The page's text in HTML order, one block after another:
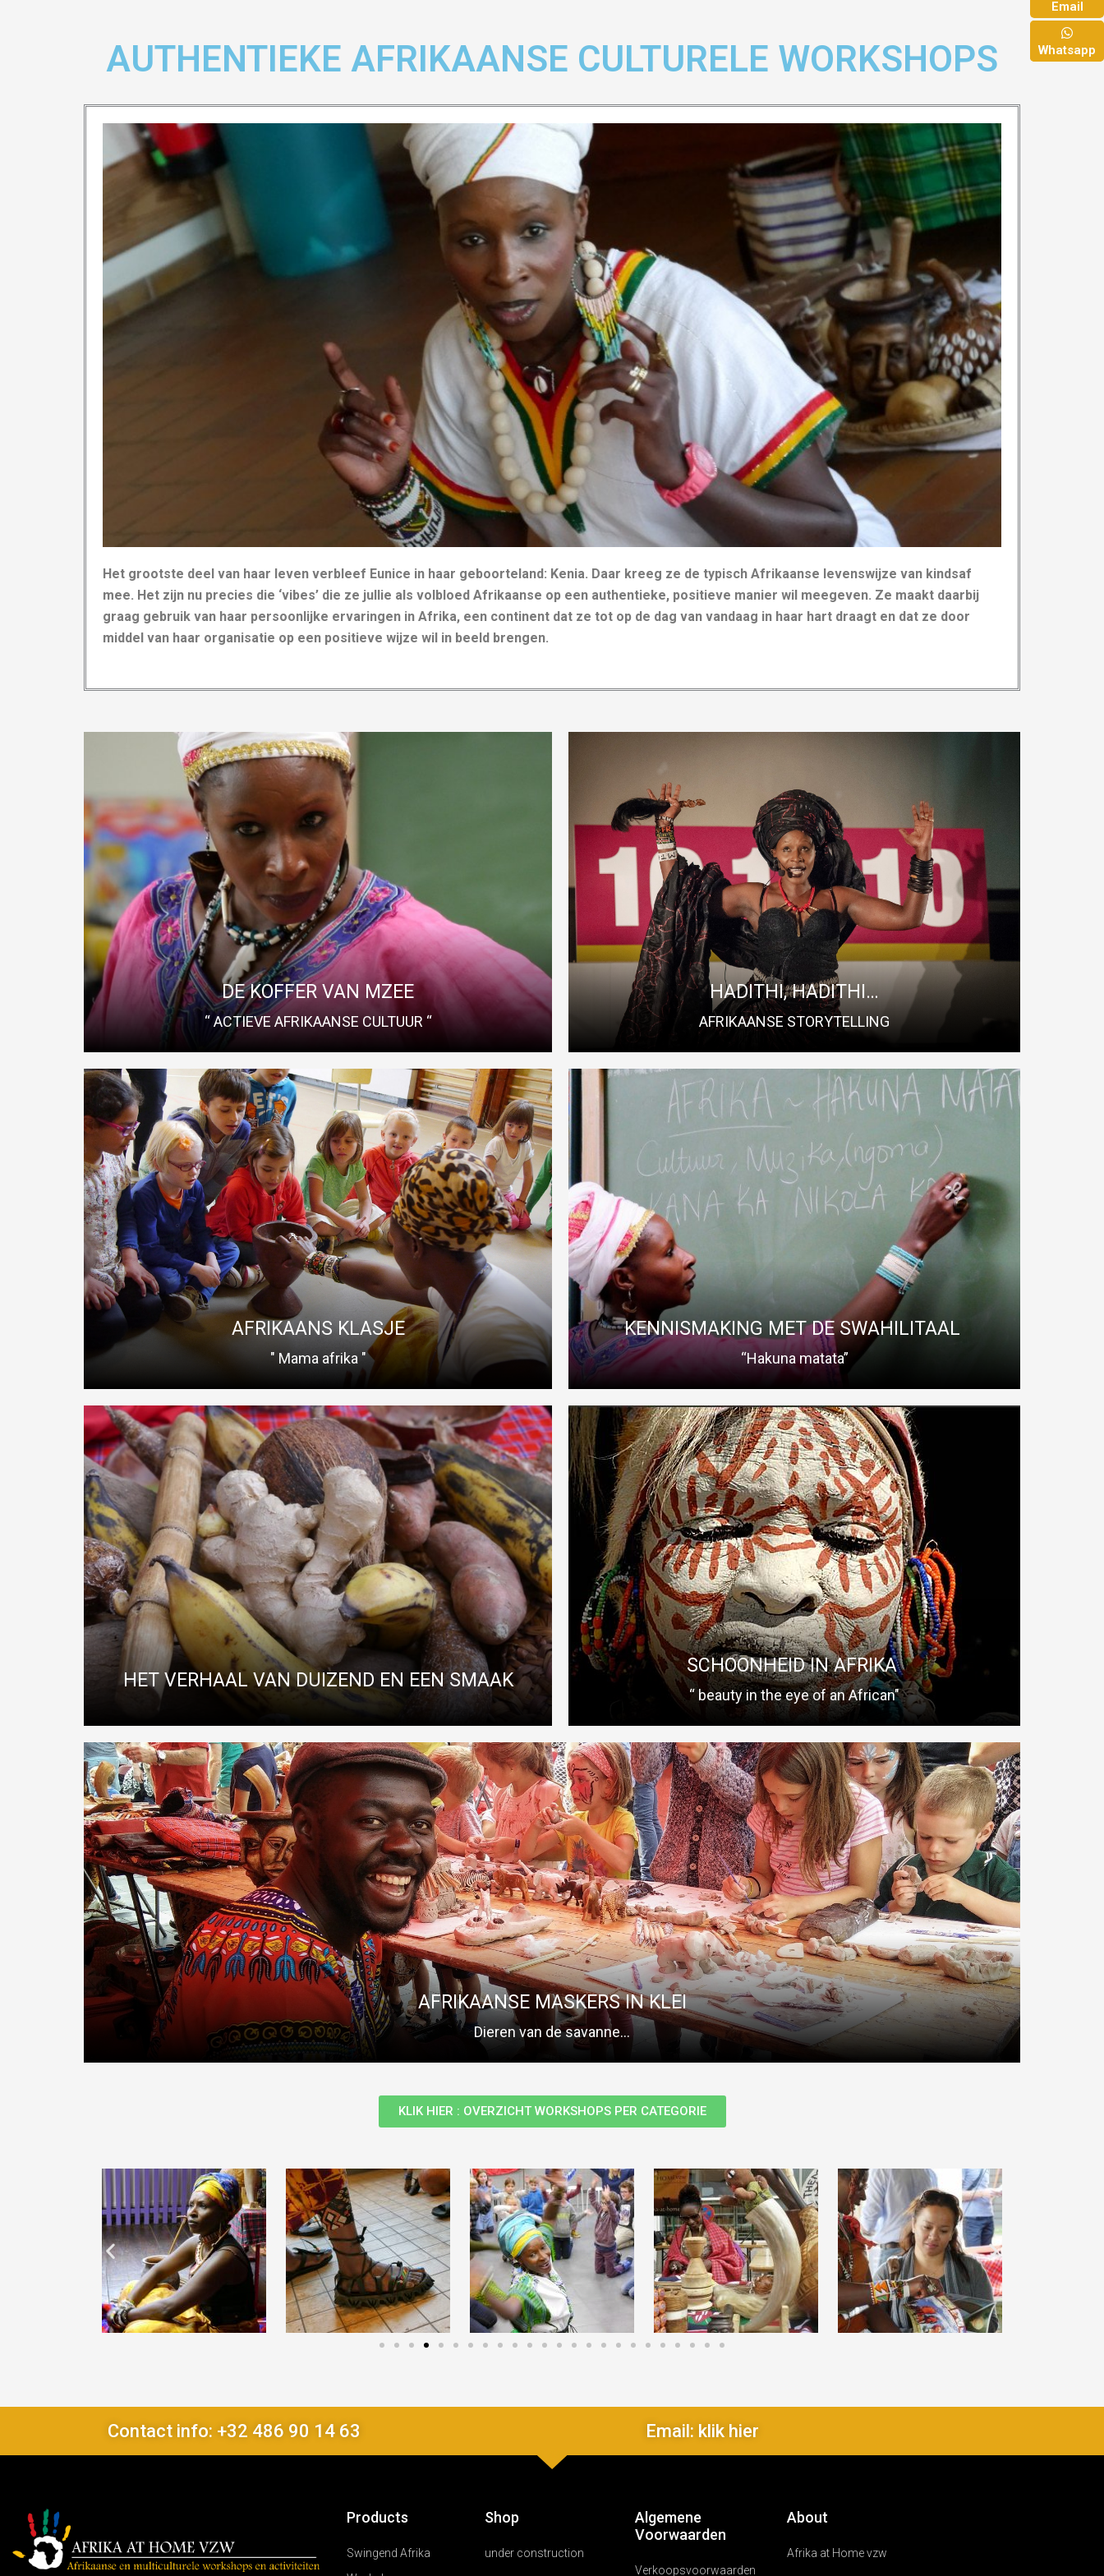
Email
Whatsapp
AUTHENTIEKE AFRIKAANSE CULTURELE WORKSHOPS
Het grootste deel van haar leven verbleef Eunice in haar geboorteland: Kenia. Daar kreeg ze de typisch Afrikaanse levenswijze van kindsaf
mee. Het zijn nu precies die ‘vibes’ die ze jullie als volbloed Afrikaanse op een authentieke, positieve manier wil meegeven. Ze maakt daarbij
graag gebruik van haar persoonlijke ervaringen in Afrika, een continent dat ze tot op de dag van vandaag in haar hart draagt en dat ze door
middel van haar organisatie op een positieve wijze wil in beeld brengen.
DE KOFFER VAN MZEE
“ ACTIEVE AFRIKAANSE CULTUUR “
DE KOFFER VAN MZEE
Met “ de koffer van Mzee “ maken de deelnemers kennis met vele facetten van de Afrikaanse
samenleving. Aan de hand van een koffer vol Afrikaanse voorwerpen, instrumenten, kleding,
voeding, uitgebreid met dans, zang en verhaal, neemt Eunice je mee op een boeiende en actieve
reis door het Afrika van vroeger en nu. Deze flexibele workshop is naar duur en inhoud aanpasbaar
naar alle leeftijden.
Read More HADITHI, HADITHI…
AFRIKAANSE STORYTELLING
AFRIKAANSE STORYTELLING
“Wanneer in Afrika een oude man sterft,gaat een bibliotheek in vlammen op”. Dit oud Afrikaans
spreekwoord illustreert het belang van het gesproken woord in de Afrikaanse samenleving en
de mondelinge overlevering van kennis, kunst en traditie van generatie op generatie.
Read More
AFRIKAANS KLASJE
" Mama afrika "
AFRIKAANS KLASJE
Benieuwd hoe het een Afrikaans klasje aan toe gaat ? Dan is deze workshops de juiste keuze.
Read More
KENNISMAKING MET DE SWAHILITAAL
“Hakuna matata”
KENNISMAKING MET DE SWAHILITAAL
“Hakuna matata”, geen zorgen in het Swahili, is een interactieve taalworkshop met een hoog
educatief en -entertainmentgehalte.
Read More
HET VERHAAL VAN DUIZEND EN EEN SMAAK
HET VERHAAL VAN DUIZEND EN EEN SMAAK
Naast actief koken bieden we ook een interactieve verhalen-workshops aan over de Afrikaanse
keuken en alles wat ermee samen hangt.
Read More
SCHOONHEID IN AFRIKA
“ beauty in the eye of an African"
SCHOONHEID IN AFRIKA
Er zijn door alle eeuwen heen allerlei opvattingen geweest over wat mooi is en wat niet.
Read More
AFRIKAANSE MASKERS IN KLEI
Dieren van de savanne...
AFRIKAANSE MASKERS IN KLEI
Afrikaanse maskers zijn de meest bekende vorm van Afrikaanse kunst. Elk Afrikaans masker is uniek en hebben een grote ceremoniele waarde in de Afrikaanse cultuur,
waarbij waarbij spiritualiteit, religie, muziek en dans sterk geintegreerd zijn in het dagelikse leven.
Read More
KLIK HIER : OVERZICHT WORKSHOPS PER CATEGORIE
Contact info: +32 486 90 14 63 Email: klik hier
Products
Swingend Afrika
Shop
under construction
Algemene
Voorwaarden
Verkoopsvoorwaarden
About
Afrika at Home vzw